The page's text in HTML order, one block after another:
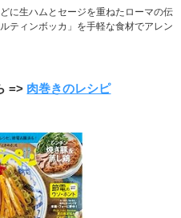
に生ハムとセージを重ねたローマの伝
ティンボッカ」を手軽な食材でアレン
=> 肉巻きのレシピ